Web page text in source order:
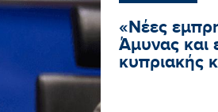
«Νέες
Άμυνας και
κυπριακής